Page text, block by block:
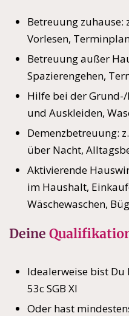
Betreuung zuhause:
Vorlesen,
Betreuung außer
Spazierengehen,
Hilfe bei der Grund-/
und Auskleiden,
Demenzbetreuung:
über Nacht,
Aktivierende
im Haushalt,
Wäschewaschen,
Deine
Idealerweise bist
53c SGB XI
Oder hast